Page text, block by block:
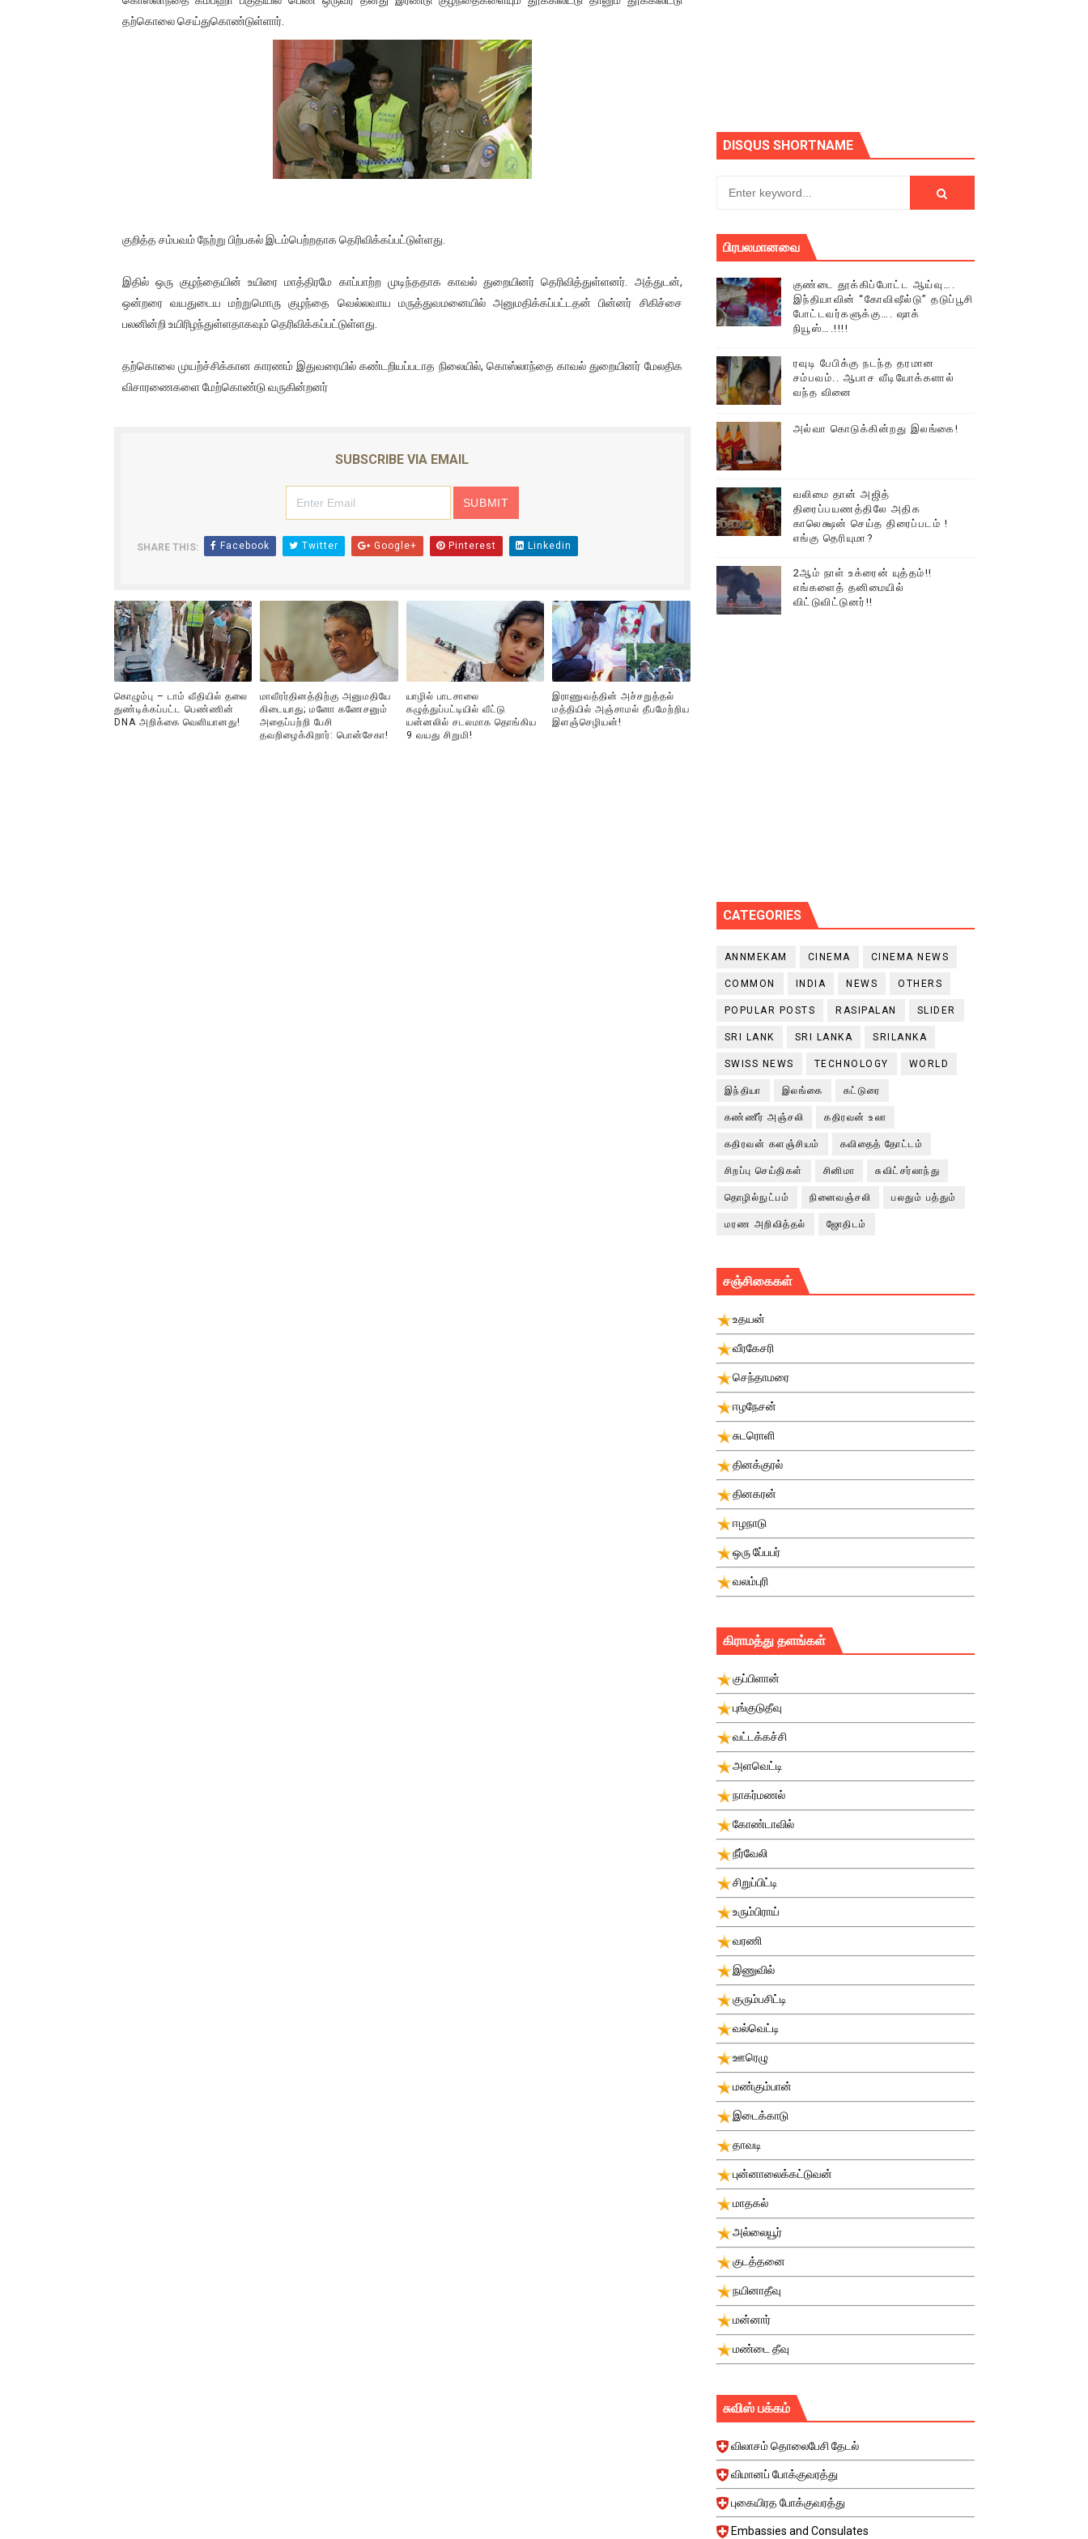
பிரிட்டனால் கடத்தப்படும் நிலையில் இலங்கைத் தமிழ் குடும்பம்!! நடந்தது என்ன
வர்ராரு...வர்ராரு... அண்ணாத்த : ரஜினிக்காக இலங்கை பாடலாசிரியர் வெளியிட்ட...
கைது செய்யப்பட்ட இளைஞன் உயிரிழப்பு - கொதித்தெழுந்த பிரதேசவாசிகள்!
தடுப்பூசியை பெற்றுக் கொள்ளக் கூடிய இடங்கள்...
சிறுமியை பாலியல் வன்கொடுமை செய்த முதியவருக்கு வழங்கப்பட்ட தண்டனை
வடிவேலுவுக்கு நீதிமன்றம் விதித்துள்ள அதிரடி உத்தரவு!
தியாகதீபம் லெப்.கேணல் திலீபன், கேணல் சங்கர் ஆகியோரின் நினைவெழுச்சி நாள் - 26.09.2021 சுவிஸ் (செய்தியும்,படங்களும்..)
ஐ.நா முன்றலில் சீரற்ற காலநிலையிலும் தமிழின அழிப்பிற்கு நீதி கேட்டு நடைபெற்ற கவனயீர்ப்புப் போராட்டத்தில் திரண்ட தமிழ்மக்கள்!!
ஜனாதிபதி ஐக்கிய நாடுகளின் பொதுச் சபை கூட்டத்தில் இன்று உரை
வலிமை தான் அஜித் திரைப்பயணத்திலே அதிக காலெக்ஷன் செய்த திரைப்படம் ! எங்கு தெரியுமா?
தற்கொலை செய்துகொண்டுள்ளார்.
குறித்த சம்பவம் நேற்று பிற்பகல் இடம்பெற்றதாக தெரிவிக்கப்பட்டுள்ளது.
இதில் ஒரு குழந்தையின் உயிரை மாத்திரமே காப்பாற்ற முடிந்ததாக காவல் துறையினர் தெரிவித்துள்ளனர். அத்துடன்,
ஒன்றரை வயதுடைய மற்றுமொரு குழந்தை வெல்லவாய மருத்துவமனையில் அனுமதிக்கப்பட்டதன் பின்னர் சிகிச்சை
பலனின்றி உயிரிழந்துள்ளதாகவும் தெரிவிக்கப்பட்டுள்ளது.
தற்கொலை முயற்ச்சிக்கான காரணம் இதுவரையில் கண்டறியப்படாத நிலையில், கொஸ்லாந்தை காவல் துறையினர் மேலதிக
விசாரணைகளை மேற்கொண்டு வருகின்றனர்
SUBSCRIBE VIA EMAIL
SHARE THIS: Facebook Twitter Google+ Pinterest Linkedin
கொழும்பு – டாம் வீதியில் தலை
துண்டிக்கப்பட்ட பெண்ணின்
DNA அறிக்கை வௌியானது!
மாவீரர்தினத்திற்கு அனுமதியே
கிடையாது; மனோ கணேசனும்
அதைப்பற்றி பேசி
தவறிழைக்கிறார்: பொன்சேகா!
யாழில் பாடசாலை
கழுத்துப்பட்டியில் வீட்டு
யன்னலில் சடலமாக தொங்கிய
9 வயது சிறுமி!
இராணுவத்தின் அச்சறுத்தல்
மத்தியில் அஞ்சாமல் தீபமேற்றிய
இளஞ்செழியன்!
DISQUS SHORTNAME
பிரபலமானவை
குண்டை தூக்கிப்போட்ட ஆய்வு….
இந்தியாவின் “கோவிஷீல்டு” தடுப்பூசி
போட்டவர்களுக்கு…. ஷாக்
நியூஸ்….!!!!
ரவுடி பேபிக்கு நடந்த தரமான
சம்பவம்.. ஆபாச வீடியோக்களால்
வந்த வினை
அல்வா கொடுக்கின்றது இலங்கை!
வலிமை தான் அஜித்
திரைப்பயணத்திலே அதிக
காலெக்ஷன் செய்த திரைப்படம் !
எங்கு தெரியுமா?
2ஆம் நாள் உக்ரைன் யுத்தம்!!
எங்களைத் தனிமையில்
விட்டுவிட்டுனர்!!
CATEGORIES
ANNMEKAM CINEMA CINEMA NEWS
COMMON INDIA NEWS OTHERS
POPULAR POSTS RASIPALAN SLIDER
SRI LANK SRI LANKA SRILANKA
SWISS NEWS TECHNOLOGY WORLD
இந்தியா இலங்கை கட்டுரை
கண்ணீர் அஞ்சலி கதிரவன் உலா
கதிரவன் களஞ்சியம் கவிதைத் தோட்டம்
சிறப்பு செய்திகள் சினிமா சுவிட்சர்லாந்து
தொழில்நுட்பம் நினைவஞ்சலி பலதும் பத்தும்
மரண அறிவித்தல் ஜோதிடம்
சஞ்சிகைகள்
உதயன்
வீரகேசரி
செந்தாமரை
ஈழநேசன்
சுடரொளி
தினக்குரல்
தினகரன்
ஈழநாடு
ஒரு பே்பபர்
வலம்புரி
கிராமத்து தளங்கள்
குப்பிளான்
புங்குடுதீவு
வட்டக்கச்சி
அளவெட்டி
நாகர்மணல்
கோண்டாவில்
நீர்வேலி
சிறுப்பிட்டி
உரும்பிராய்
வரணி
இணுவில்
குரும்பசிட்டி
வல்வெட்டி
ஊரெழு
மண்கும்பான்
இடைக்காடு
தாவடி
புன்னாலைக்கட்டுவன்
மாதகல்
அல்லையூர்
குடத்தனை
நயினாதீவு
மன்னார்
மண்டை தீவு
சுவிஸ் பக்கம்
விலாசம் தொலைபேசி தேடல்
விமானப் போக்குவரத்து
புகையிரத போக்குவரத்து
Embassies and Consulates